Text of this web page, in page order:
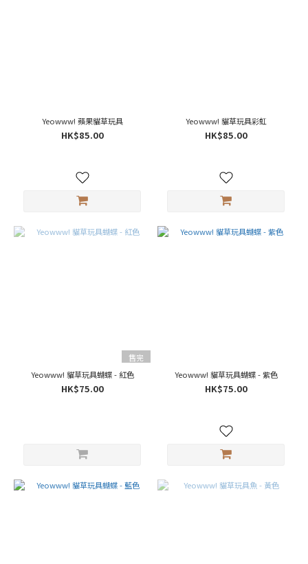
Yeowww! 蘋果貓草玩具
HK$85.00
Yeowww! 貓草玩具彩虹
HK$85.00
售完
Yeowww! 貓草玩具蝴蝶 - 紅色
HK$75.00
Yeowww! 貓草玩具蝴蝶 - 紫色
HK$75.00